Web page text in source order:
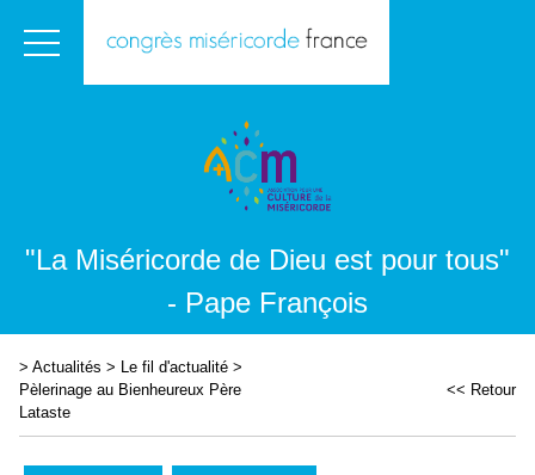
"La Miséricorde de Dieu est pour tous"
- Pape François
> Actualités > Le fil d'actualité >
Pèlerinage au Bienheureux Père
Lataste
<< Retour